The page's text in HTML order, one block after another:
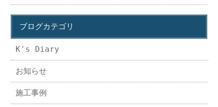
ブログカテゴリ
K's Diary
お知らせ
施工事例